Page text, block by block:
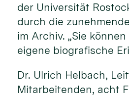
der Universität
durch die
im Archiv. „Sie
eigene biografische
Dr. Ulrich Helbach,
Mitarbeitenden, acht